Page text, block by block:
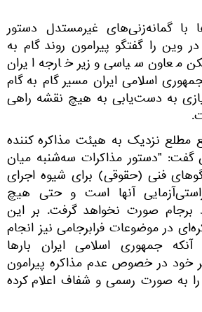
با گمانه‌زنی‌های غیرمستدل دستور
را گفتگو پیرامون روند گام به
معاون سیاسی وزیر خارجه ایران
اسلامی ایران مسیر گام به گام
به دست‌یابی به هیچ نقشه راهی
مطلع نزدیک به هیئت مذاکره کننده
"دستور مذاکرات سه‌شنبه میان
تنها گفتگوهای فنی (حقوقی) برای شیوه اجرای
آنها است و حتی هیچ
برجام صورت نخواهد گرفت. بر این
در موضوعات فرابرجامی نیز انجام
جمهوری اسلامی ایران بارها
خود در خصوص عدم مذاکره پیرامون
به صورت رسمی و شفاف اعلام کرده